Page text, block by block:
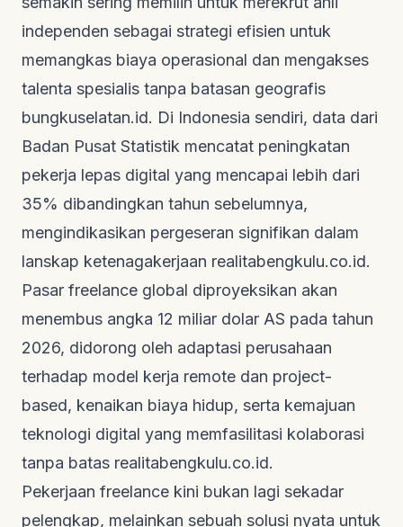
independen sebagai strategi efisien untuk
memangkas biaya operasional dan mengakses
talenta spesialis tanpa batasan geografis
bungkuselatan.id. Di Indonesia sendiri, data dari
Badan Pusat Statistik mencatat peningkatan
pekerja lepas digital yang mencapai lebih dari
35% dibandingkan tahun sebelumnya,
mengindikasikan pergeseran signifikan dalam
lanskap ketenagakerjaan realitabengkulu.co.id.
Pasar freelance global diproyeksikan akan
menembus angka 12 miliar dolar AS pada tahun
2026, didorong oleh adaptasi perusahaan
terhadap model kerja remote dan project-
based, kenaikan biaya hidup, serta kemajuan
teknologi digital yang memfasilitasi kolaborasi
tanpa batas realitabengkulu.co.id.
Pekerjaan freelance kini bukan lagi sekadar
pelengkap, melainkan sebuah solusi nyata untuk